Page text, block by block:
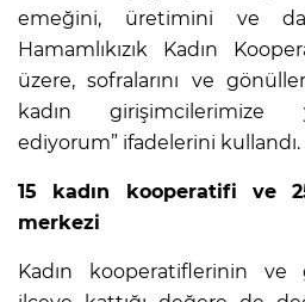
emeğini, üretimini ve
Hamamlıkızık Kadın
üzere, sofralarını ve
kadın girişimcilerimize
ediyorum” ifadelerini kullandı.
15 kadın kooperatifi ve
merkezi
Kadın kooperatiflerinin ve